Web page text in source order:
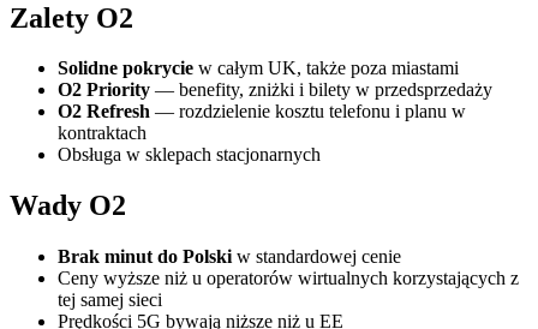
Zalety O2
Solidne pokrycie w całym UK, także poza miastami
O2 Priority — benefity, zniżki i bilety w przedsprzedaży
O2 Refresh — rozdzielenie kosztu telefonu i planu w
kontraktach
Obsługa w sklepach stacjonarnych
Wady O2
Brak minut do Polski w standardowej cenie
Ceny wyższe niż u operatorów wirtualnych korzystających z
tej samej sieci
Prędkości 5G bywają niższe niż u EE